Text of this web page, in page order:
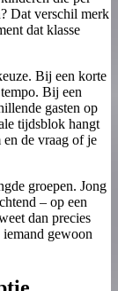
Dat verschil merk
dat klasse
Bij een korte
Bij een
gasten op
tijdsblok hangt
en de vraag of je
groepen. Jong
– op een
dan precies
gewoon